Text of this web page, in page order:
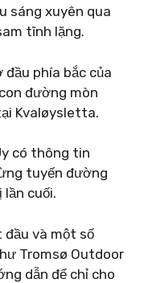
sáng xuyên qua
tĩnh lặng.
phía bắc của
đường mòn
Kvaløysletta.
có thông tin
tuyến đường
cuối.
đầu và một số
Tromsø Outdoor
dẫn để chỉ cho